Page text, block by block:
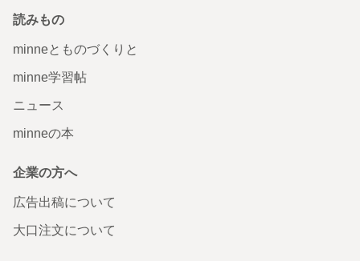
読みもの
minneとものづくりと
minne学習帖
ニュース
minneの本
企業の方へ
広告出稿について
大口注文について